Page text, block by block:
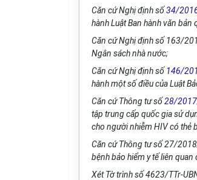
Căn cứ Nghị định số34/
hành Luật Ban hành văn bản
Căn cứNghị định số 163/
Ngân sách nhà nước;
Căn cứ Nghị định số 146/
hành một sốđiều của Luật
Căn cứ Thông tư số28/
tập trung cấp quốc gia sử
cho người nhiễm HIV có thẻ
Căn cứ Thông tư số27/
bệnh bảo hiểm y tế liên quan
Xét Tờ trình số4623/TTr-